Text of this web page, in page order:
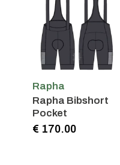
Rapha
Rapha Bibshort
Pocket
€ 170.00